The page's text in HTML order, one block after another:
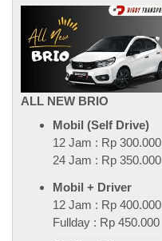
ALL NEW BRIO
Mobil (Self Drive)
12 Jam : Rp 300.000
24 Jam : Rp 350.000
Mobil + Driver
12 Jam : Rp 400.000
Fullday : Rp 450.000